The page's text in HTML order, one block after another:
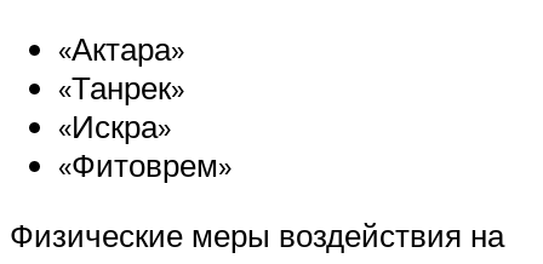
«Актара»
«Танрек»
«Искра»
«Фитоврем»
Физические меры воздействия на